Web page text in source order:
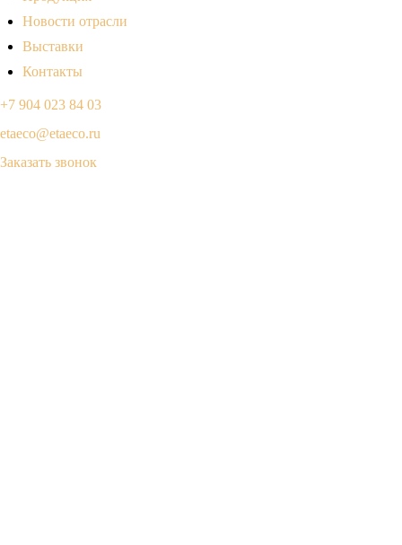
Новости отрасли
Выставки
Контакты
+7 904 023 84 03
etaeco@etaeco.ru
Заказать звонок